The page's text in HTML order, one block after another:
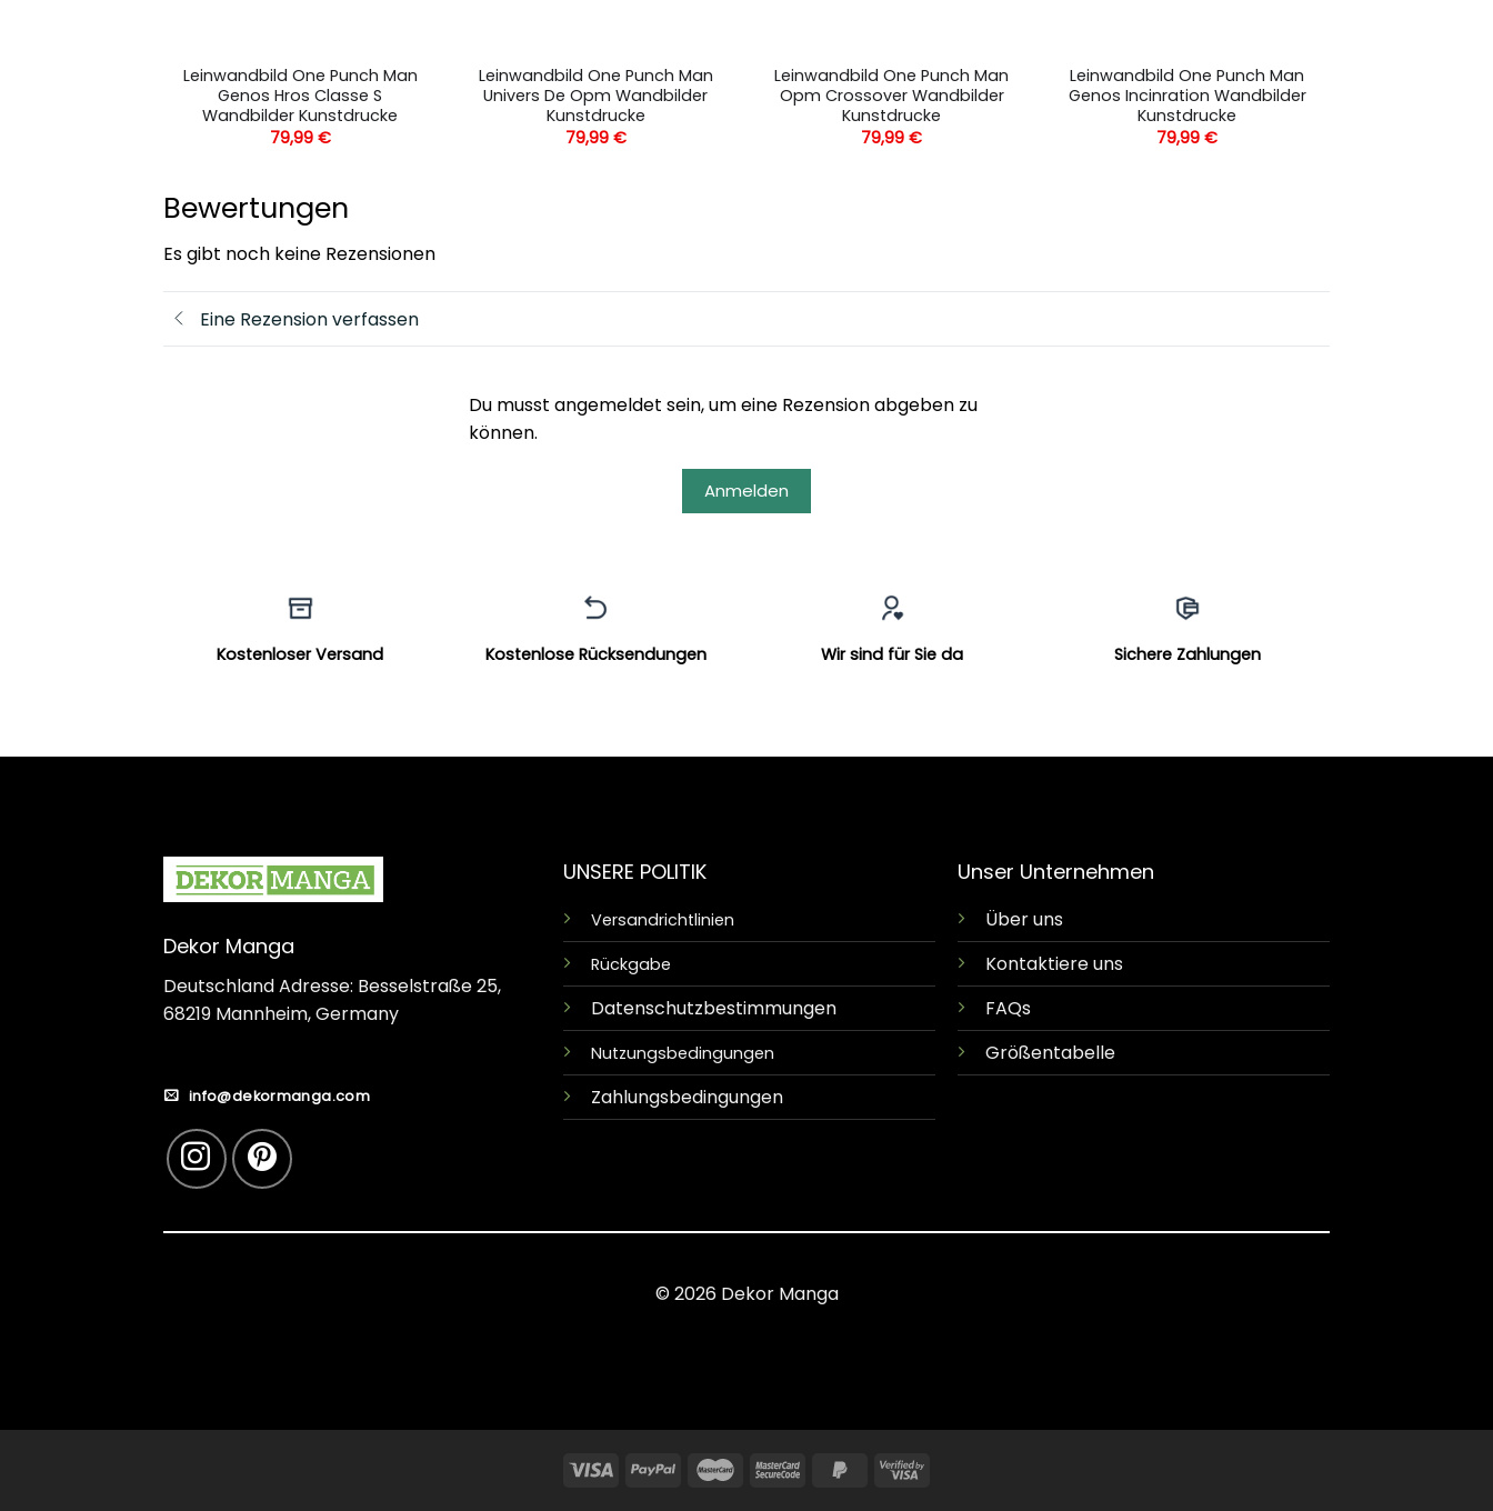
Leinwandbild One Punch Man
Genos Hros Classe S
Wandbilder Kunstdrucke
79,99 €
Leinwandbild One Punch Man
Univers De Opm Wandbilder
Kunstdrucke
79,99 €
Leinwandbild One Punch Man
Opm Crossover Wandbilder
Kunstdrucke
79,99€
Leinwandbild One Punch Man
Genos Incinration Wandbilder
Kunstdrucke
79,99€
Bewertungen
Es gibt noch keine Rezensionen
Eine Rezension verfassen
Du musst angemeldet sein, um eine Rezension abgeben zu
können.
Anmelden
Kostenloser Versand Kostenlose Rücksendungen Wir sind für Sie da Sichere Zahlungen
Dekor Manga
Deutschland Adresse: Besselstraße 25,
68219 Mannheim, Germany
info@dekormanga.com
UNSERE POLITIK
Versandrichtlinien
Rückgabe
Datenschutzbestimmungen
Nutzungsbedingungen
Zahlungsbedingungen
Unser Unternehmen
Über uns
Kontaktiere uns
FAQs
Größentabelle
© 2026 Dekor Manga